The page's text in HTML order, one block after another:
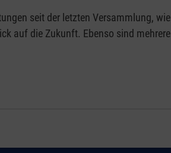
seit der letzten Versammlung,
auf die Zukunft. Ebenso sind